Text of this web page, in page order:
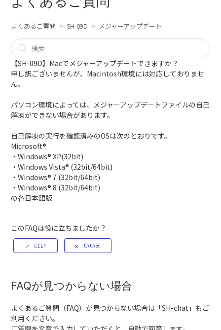
よくあるご質問 SH-09D メジャーアップデート
【SH-09D】Macでメジャーアップデートできますか？
申し訳ございませんが、Macintosh環境には対応しておりませ
ん。
パソコン環境によっては、メジャーアップデートファイルの自己
解凍ができない場合があります。
自己解凍の実行を確認済みのOSは次のとおりです。
Microsoft®
・Windows® XP(32bit)
・Windows Vista® (32bit/64bit)
・Windows® 7 (32bit/64bit)
・Windows® 8 (32bit/64bit)
の各日本語版
このFAQは役に立ちましたか？
FAQが見つからない場合
よくあるご質問（FAQ）が見つからない場合は「SH-chat 」もご
利用ください。